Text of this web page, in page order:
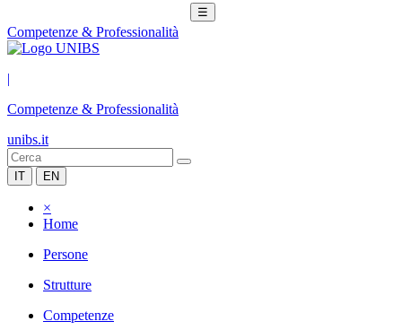
☰
Competenze & Professionalità
|
Competenze & Professionalità
unibs.it
IT EN
×
Home
Persone
Strutture
Competenze